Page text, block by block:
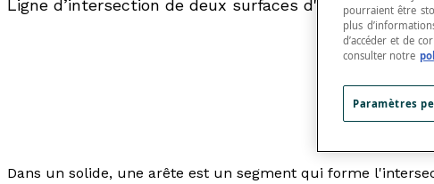
Ligne d’intersection de deux surfaces d'un solide
Dans un solide, une arête est un segment qui forme
pourraient être
plus
d’accéder et de
consulter notre
Paramètres